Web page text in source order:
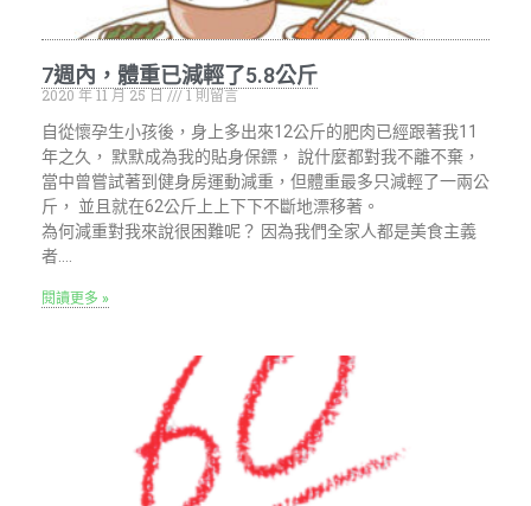
7週內，體重已減輕了5.8公斤
2020 年 11 月 25 日
1 則留言
自從懷孕生小孩後，身上多出來12公斤的肥肉已經跟著我11
年之久， 默默成為我的貼身保鏢， 說什麼都對我不離不棄，
當中曾嘗試著到健身房運動減重，但體重最多只減輕了一兩公
斤， 並且就在62公斤上上下下不斷地漂移著。
為何減重對我來說很困難呢？ 因為我們全家人都是美食主義
者….
閱讀更多 »